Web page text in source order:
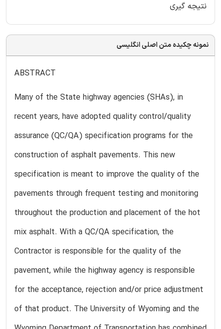
نتیجه گیری
نمونه چکیده متن اصلی انگلیسی
ABSTRACT
Many of the State highway agencies (SHAs), in
recent years, have adopted quality control/quality
assurance (QC/QA) specification programs for the
construction of asphalt pavements. This new
specification is meant to improve the quality of the
pavements through frequent testing and monitoring
throughout the production and placement of the hot
mix asphalt. With a QC/QA specification, the
Contractor is responsible for the quality of the
pavement, while the highway agency is responsible
for the acceptance, rejection and/or price adjustment
of that product. The University of Wyoming and the